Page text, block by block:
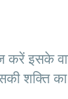
इसके
शक्ति का